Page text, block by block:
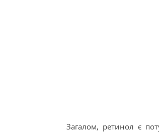
Загалом, ретинол є